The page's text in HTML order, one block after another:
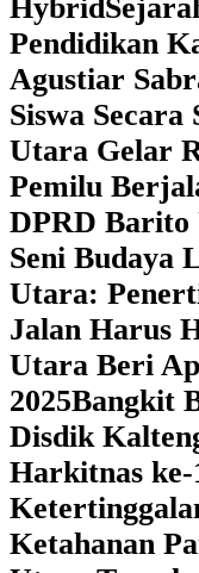
Hybrid
Pendidikan
Agustiar
Siswa Secara
Utara Gelar
Pemilu
DPRD Barito
Seni Budaya
Utara:
Jalan Harus
Utara Beri
2025‎Bangkit
Disdik
Harkitnas
Ketahanan